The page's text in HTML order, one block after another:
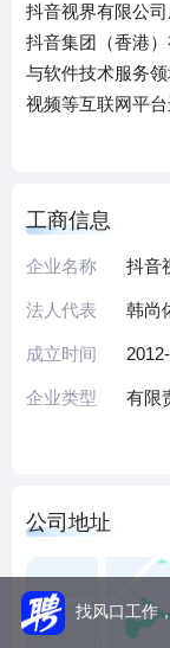
抖音视界有限公
抖音集团（香港
与软件技术服务
视频等互联网平
服务，通过短视
及224条软件著作
建了庞大的用户
理与数据驱动优
值。
拓展内容与服务
与娱乐服务。我
工商信息
企业名称 抖音
法人代表 韩尚
成立时间
企业类型 有限
公司地址
找风口工作